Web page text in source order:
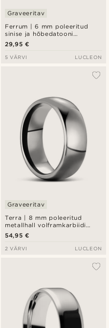
Ferrum | 6 mm poleeritud
sinise ja hõbedatooni
roostevabast terasest
astmeline sõrmus
Graveeritav
29,95 €
5 VÄRVI LUCLEON
Terra | 8 mm poleeritud
metallhall volframkarbiidi
sõrmus
Graveeritav
54,95 €
2 VÄRVI LUCLEON